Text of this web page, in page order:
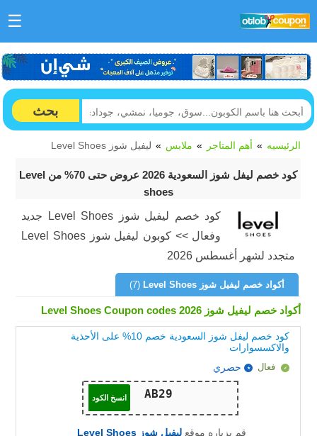
☰
بحث
الرئيسيه أهم المتاجر ملابس ليفيل شوز Level Shoes
كود خصم ليفل شوز السعودية 2026 عروض حتى 70% من Level
shoes
كود خصم ليفيل شوز Level Shoes جديد
وفعال >> كوبون ليفيل شوز Level Shoes
متجدد لشهر أغسطس 2026
أكواد خصم ليفيل شوز Level Shoes (7)
أكواد خصم ليفيل شوز Level Shoes Coupon codes 2026
كود خصم ليفل شوز السعودية خصم 10% على الأحذية
والاكسسوارات
فعال حصري
انسخ الكود
قم بزياره موقعليفيل شوز Level Shoes